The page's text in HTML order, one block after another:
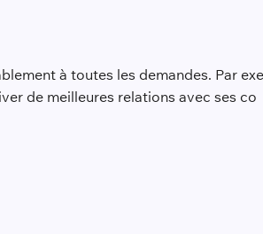
à toutes les demandes. Par
de meilleures relations avec ses co